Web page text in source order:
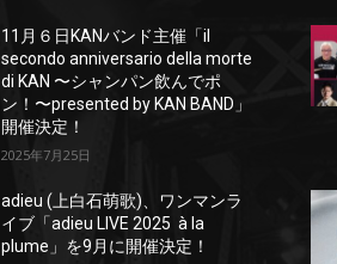
11月６日KANバンド主催「il
secondo anniversario della morte
di KAN 〜シャンパン飲んでポ
ン！〜presented by KAN BAND」
開催決定！
2025年7月25日
adieu (上白石萌歌)、ワンマンラ
イブ「adieu LIVE 2025 à la
plume」を9月に開催決定！